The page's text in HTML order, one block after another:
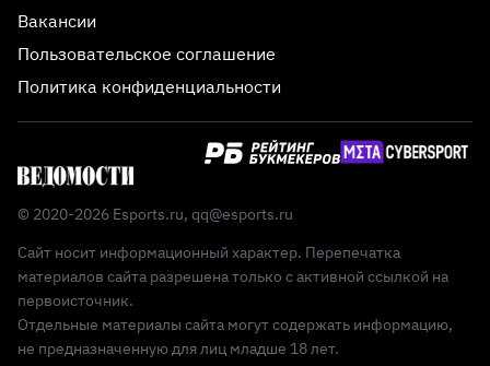
Вакансии
Пользовательское соглашение
Политика конфиденциальности
© 2020-2026 Esports.ru, qq@esports.ru
Сайт носит информационный характер. Перепечатка
материалов сайта разрешена только с активной ссылкой на
первоисточник.
Отдельные материалы сайта могут содержать информацию,
не предназначенную для лиц младше 18 лет.